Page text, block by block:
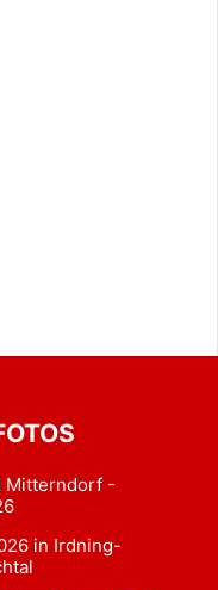
Mitterndorf -
in Irdning-